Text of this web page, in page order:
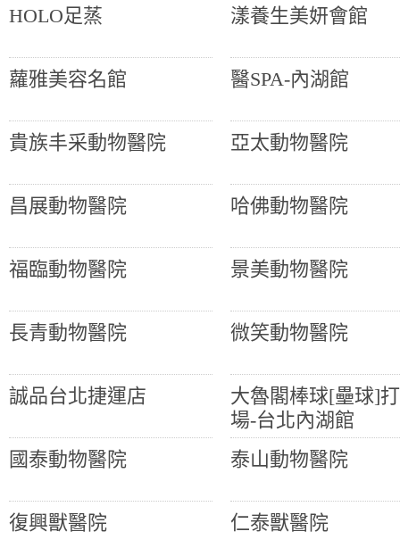
HOLO足蒸 漾養生美妍會館
蘿雅美容名館 醫SPA-內湖館
貴族丰采動物醫院 亞太動物醫院
昌展動物醫院 哈佛動物醫院
福臨動物醫院 景美動物醫院
長青動物醫院 微笑動物醫院
誠品台北捷運店
大魯閣棒球[壘球]
場-台北內湖館
國泰動物醫院
泰山動物醫院
復興獸醫院 仁泰獸醫院